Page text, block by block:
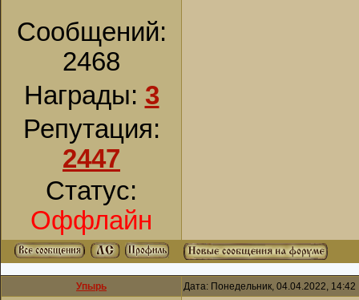
Сообщений:
2468
Награды: 3
Репутация:
2447
Статус:
Оффлайн
Упырь Дата: Понедельник, 04.04.2022,